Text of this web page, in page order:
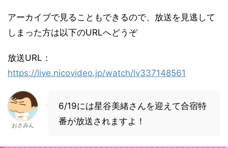
アーカイブで見ることもできるので、放送を見逃して
しまった方は以下のURLへどうぞ
放送URL：
https://live.nicovideo.jp/watch/lv337148561
おさみん
6/19には星谷美緒さんを迎えて合宿特
番が放送されますよ！